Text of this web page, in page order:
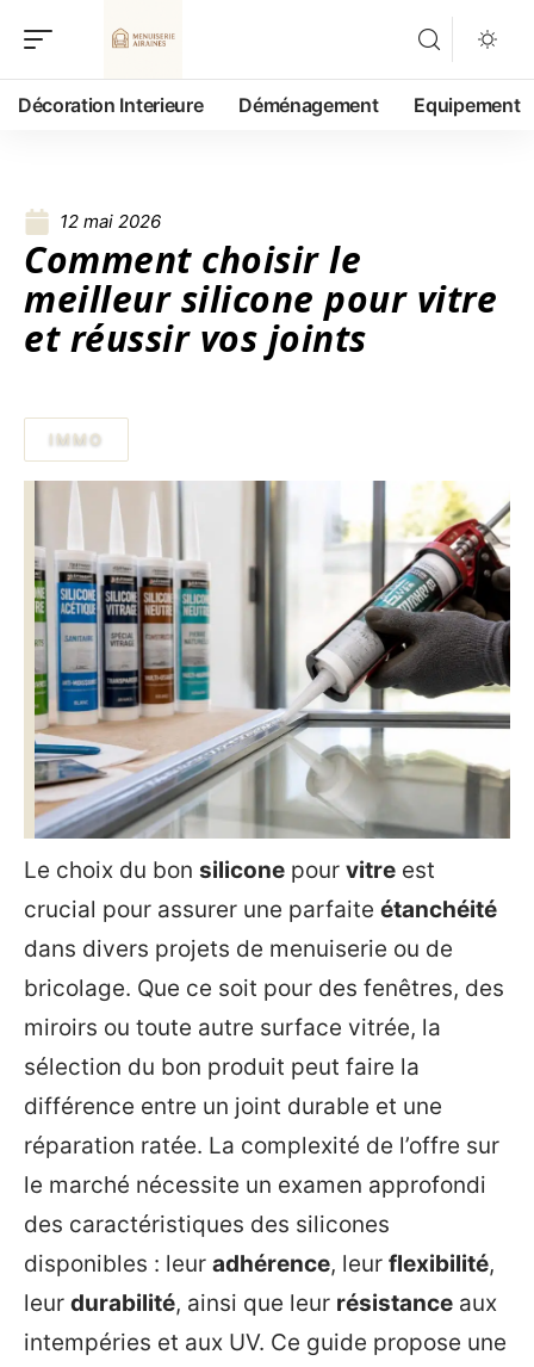
Décoration Interieure Déménagement Equipement
12 mai 2026
Comment choisir le
meilleur silicone pour vitre
et réussir vos joints
IMMO
Le choix du bon silicone pour vitre est
crucial pour assurer une parfaite étanchéité
dans divers projets de menuiserie ou de
bricolage. Que ce soit pour des fenêtres, des
miroirs ou toute autre surface vitrée, la
sélection du bon produit peut faire la
différence entre un joint durable et une
réparation ratée. La complexité de l’offre sur
le marché nécessite un examen approfondi
des caractéristiques des silicones
disponibles : leur adhérence, leur flexibilité,
leur durabilité, ainsi que leur résistance aux
intempéries et aux UV. Ce guide propose une